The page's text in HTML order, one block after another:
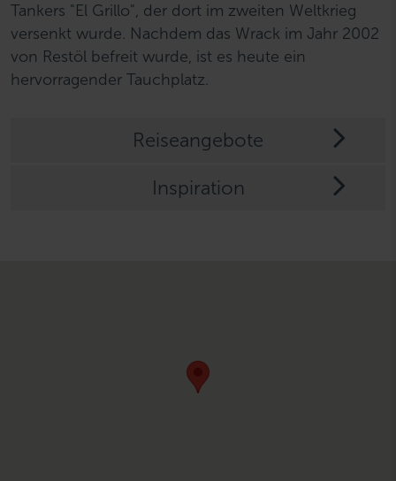
Tankers "El Grillo", der dort im zweiten Weltkrieg
versenkt wurde. Nachdem das Wrack im Jahr 2002
von Restöl befreit wurde, ist es heute ein
hervorragender Tauchplatz.
Reiseangebote
Inspiration